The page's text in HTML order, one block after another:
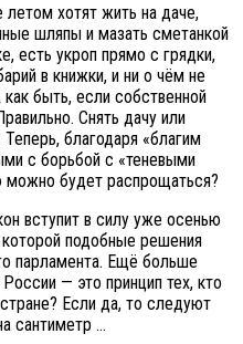
хотят жить на даче,
шляпы и мазать сметанкой
есть укроп прямо с грядки,
в книжки, и ни о чём не
быть, если собственной
Снять дачу или
благодаря «благим
с борьбой с «теневыми
будет распрощаться?
вступит в силу уже осенью
подобные решения
парламента. Ещё больше
— это принцип тех, кто
Если да, то следуют
сантиметр …